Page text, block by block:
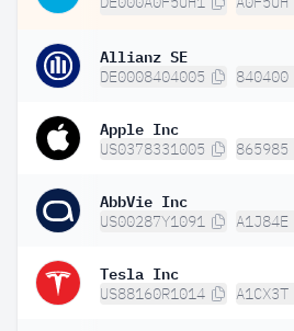
Allianz SE
DE0008404005 840400
Apple Inc
US0378331005 865985
AbbVie Inc
US00287Y1091 A1J84E
Tesla Inc
US88160R1014 A1CX3T